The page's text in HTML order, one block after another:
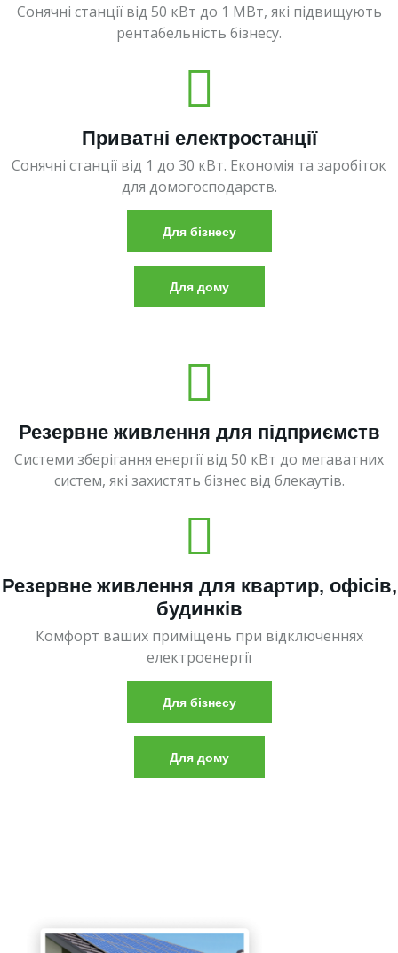
Сонячні станції від 50 кВт до 1 МВт, які підвищують
рентабельність бізнесу.
Приватні електростанції
Сонячні станції від 1 до 30 кВт. Економія та заробіток
для домогосподарств.
Для бізнесу
Для дому
Резервне живлення для підприємств
Системи зберігання енергії від 50 кВт до мегаватних
систем, які захистять бізнес від блекаутів.
Резервне живлення для квартир, офісів,
будинків
Комфорт ваших приміщень при відключеннях
електроенергії
Для бізнесу
Для дому